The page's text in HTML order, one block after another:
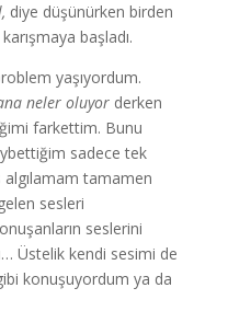
diye düşünürken birden
başladı.
yaşıyordum.
neler oluyorderken
farkettim. Bunu
sadece tek
algılamam tamamen
sesleri
seslerini
Üstelik kendi sesimi de
konuşuyordum ya da